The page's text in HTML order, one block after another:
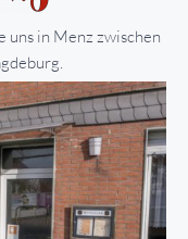
uns in Menz zwischen